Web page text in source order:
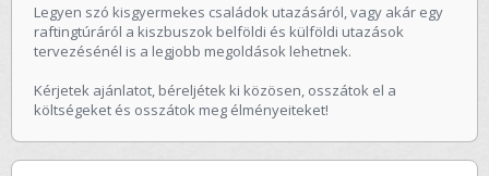
Legyen szó kisgyermekes családok utazásáról, vagy akár egy
raftingtúráról a kiszbuszok belföldi és külföldi utazások
tervezésénél is a legjobb megoldások lehetnek.
Kérjetek ajánlatot, béreljétek ki közösen, osszátok el a
költségeket és osszátok meg élményeiteket!